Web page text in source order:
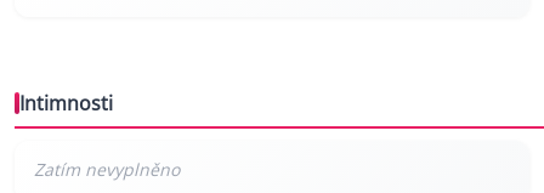
Intimnosti